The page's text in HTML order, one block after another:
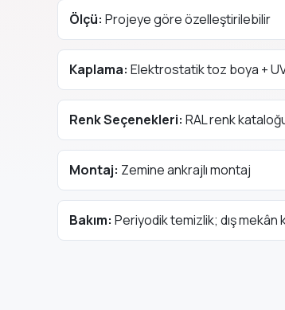
Ölçü: Projeye göre özelleştirilebilir
Kaplama: Elektrostatik toz boya + UV
Renk Seçenekleri: RAL renk
Montaj: Zemine ankrajlı montaj
Bakım: Periyodik temizlik; dış mekân